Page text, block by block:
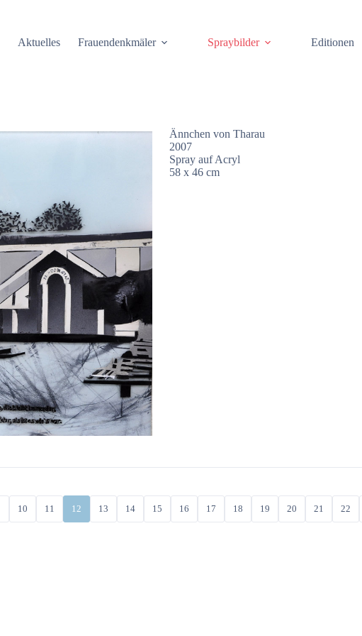
Aktuelles Frauendenkmäler Spraybilder Editionen
Ännchen von Tharau
2007
Spray auf Acryl
58 x 46 cm
10 11 12 13 14 15 16 17 18 19 20 21 22